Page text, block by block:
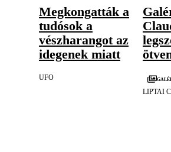
Megkongatták a
tudósok a
vészharangot az
idegenek miatt
UFO
LIPTAI